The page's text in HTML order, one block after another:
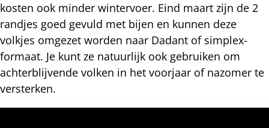
kosten ook minder wintervoer. Eind maart zijn de 2
randjes goed gevuld met bijen en kunnen deze
volkjes omgezet worden naar Dadant of simplex-
formaat. Je kunt ze natuurlijk ook gebruiken om
achterblijvende volken in het voorjaar of nazomer te
versterken.